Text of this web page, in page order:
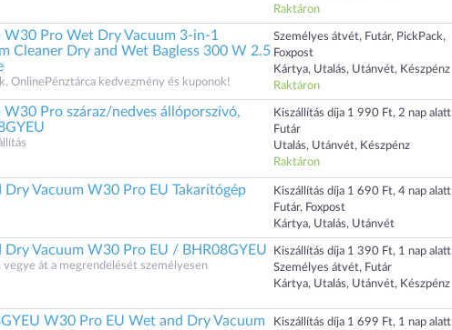
Raktáron
W30 Pro Wet Dry Vacuum 3-in-1
Cleaner Dry and Wet Bagless 300 W 2.5
OnlinePénztárca kedvezmény és kuponok!
Személyes átvét, Futár, PickPack,
Foxpost
Kártya, Utalás, Utánvét, Készpénz
Raktáron
W30 Pro száraz/nedves állóporszívó,
Kiszállítás díja 1 990 Ft, 2 nap alatt
Futár
Utalás, Utánvét, Készpénz
Raktáron
Dry Vacuum W30 Pro EU Takarítógép
Kiszállítás díja 1 690 Ft, 4 nap alatt
Futár, Foxpost
Kártya, Utalás, Utánvét
Dry Vacuum W30 Pro EU / BHR08GYEU
vegye át a megrendelését személyesen
Kiszállítás díja 1 390 Ft, 1 nap alatt
Személyes átvét, Futár
Kártya, Utalás, Utánvét, Készpénz
W30 Pro EU Wet and Dry Vacuum
Kiszállítás díja 1 699 Ft, 1 nap alatt